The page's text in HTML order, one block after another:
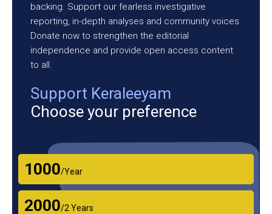
backing. Support our fearless investigative
reporting, in-depth analyses and community voices.
Donate now to strengthen the editorial
independence and provide open access content
to all.
Support Keraleeyam
Choose your preference
₹1000/Year
₹2000/2 Years